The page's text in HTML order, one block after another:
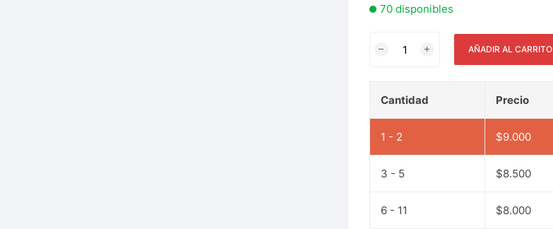
70 disponibles
AÑADIR AL CARRITO
Cantidad Precio
1 - 2 $9.000
3 - 5 $8.500
6 - 11 $8.000